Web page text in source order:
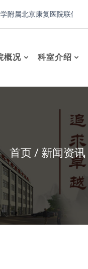
康复医院联体成员单位
概况 科室介绍
首页 新闻资讯